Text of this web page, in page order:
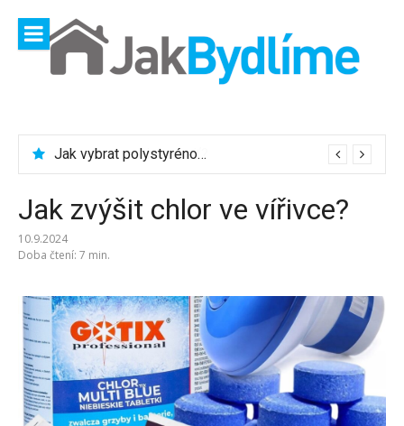
obsah
Jak vybrat polystyrénové desky?
Jak vybrat ocelovou síť?
Jak zvýšit chlor ve vířivce?
10.9.2024
Doba čtení: 7 min.